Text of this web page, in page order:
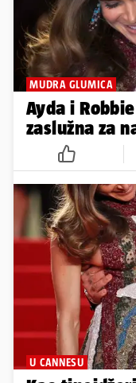
MUDRA GLUMICA
Ayda i
zaslužna za
U CANNESU